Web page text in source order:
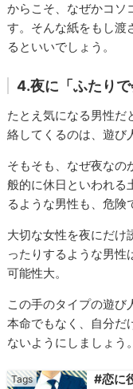
からこそ、なぜかコソ
す。そんな紙をもし渡
るといいでしょう。
4.夜に「ふたり
たとえ気になる男性だ
絡してくるのは、遊び
そもそも、なぜ夜なの
般的に休日といわれる
るような男性も、危険
大切な女性を夜にだけ
ったりするような男性
可能性大。
この手のタイプの遊び
本命でもなく、自分だ
ないようにしましょう。
#恋に